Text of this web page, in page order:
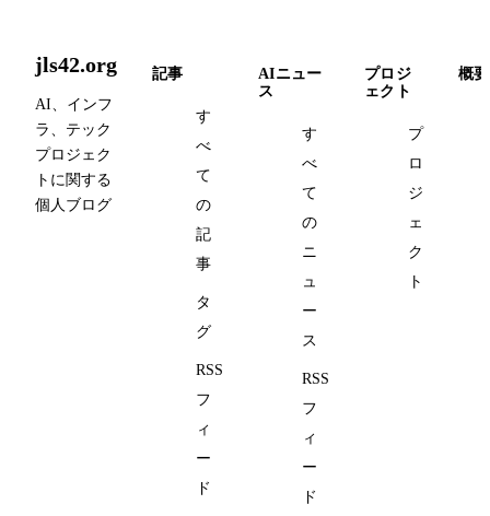
jls42.org
AI、インフ
ラ、テック
プロジェク
トに関する
個人ブログ
記事
す
べ
て
の
記
事
タ
グ
RSS
フ
ィ
ー
ド
AIニュー
ス
す
べ
て
の
ニ
ュ
ー
ス
RSS
フ
ィ
ー
ド
プロジ
ェクト
プ
ロ
ジ
ェ
ク
ト
概要